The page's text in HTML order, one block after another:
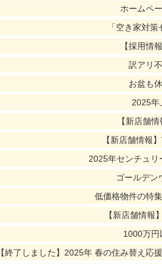
ホームペ
「空き家対
【採用情
訳アリ
お盆も
2025年
【新店舗
【新店舗情報
2025年センチュ
ゴールデン
低価格物件の特
【新店舗情報
1000万円
【終了しました】2025年 春の住み替え応